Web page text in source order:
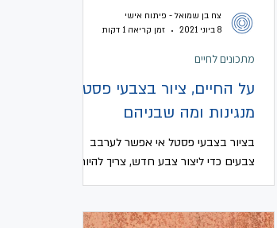
על החיים, ציור בצבעי פסטל
מנגינות ומה שבניהם
בציור בצבעי פסטל אי אפשר לערבב
צבעים כדי ליצור צבע חדש, צריך להיות
מתכונים לחיים
צח בן שמואל - פיתוח אישי
8 ביוני 2021
זמן קריאה 1 דקות